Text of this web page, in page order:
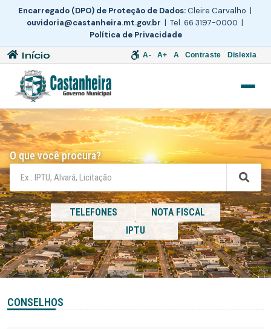
Encarregado (DPO) de Proteção de Dados:Cleire Carvalho |
ouvidoria@castanheira.mt.gov.br | Tel. 66 3197-0000 |
Política de Privacidade
Início A- A+ A Contraste Dislexia
O que você procura?
TELEFONES
NOTA FISCAL
IPTU
CONSELHOS